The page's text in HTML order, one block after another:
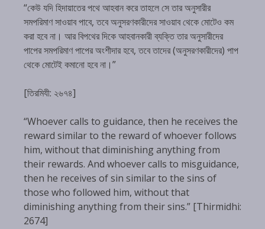
“কেউ যদি হিদায়াতের পথে আহবান করে তাহলে সে তার অনুসারীর
সমপরিমাণ সাওয়াব পাবে, তবে অনুসরণকারীদের সাওয়াব থেকে মোটেও কম
করা হবে না। আর বিপথের দিকে আহবানকারী ব্যক্তি তার অনুসারীদের
পাপের সমপরিমাণ পাপের অংশীদার হবে, তবে তাদের (অনুসরণকারীদের) পাপ
থেকে মোটেই কমানো হবে না।”
[তিরমিযী: ২৬৭৪]
“Whoever calls to guidance, then he receives the
reward similar to the reward of whoever follows
him, without that diminishing anything from
their rewards. And whoever calls to misguidance,
then he receives of sin similar to the sins of
those who followed him, without that
diminishing anything from their sins.” [Thirmidhi:
2674]